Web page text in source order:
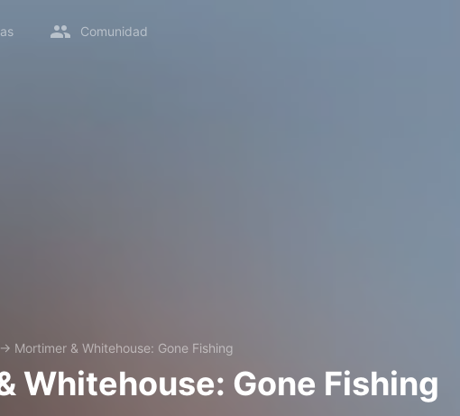
Comunidad
→ Mortimer & Whitehouse: Gone Fishing
Whitehouse: Gone Fishing